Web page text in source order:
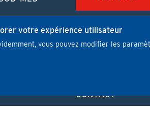
MÉDICALE
FAQ
JOBS
CONTACT
votre expérience utilisateur
vous pouvez modifier les